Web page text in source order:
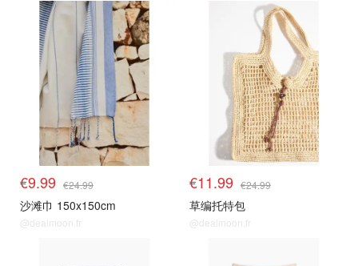
€9.99 €24.99
沙滩巾 150x150cm
@dealmoon.fr
€11.99 €24.99
草编托特包
@dealmoon.fr